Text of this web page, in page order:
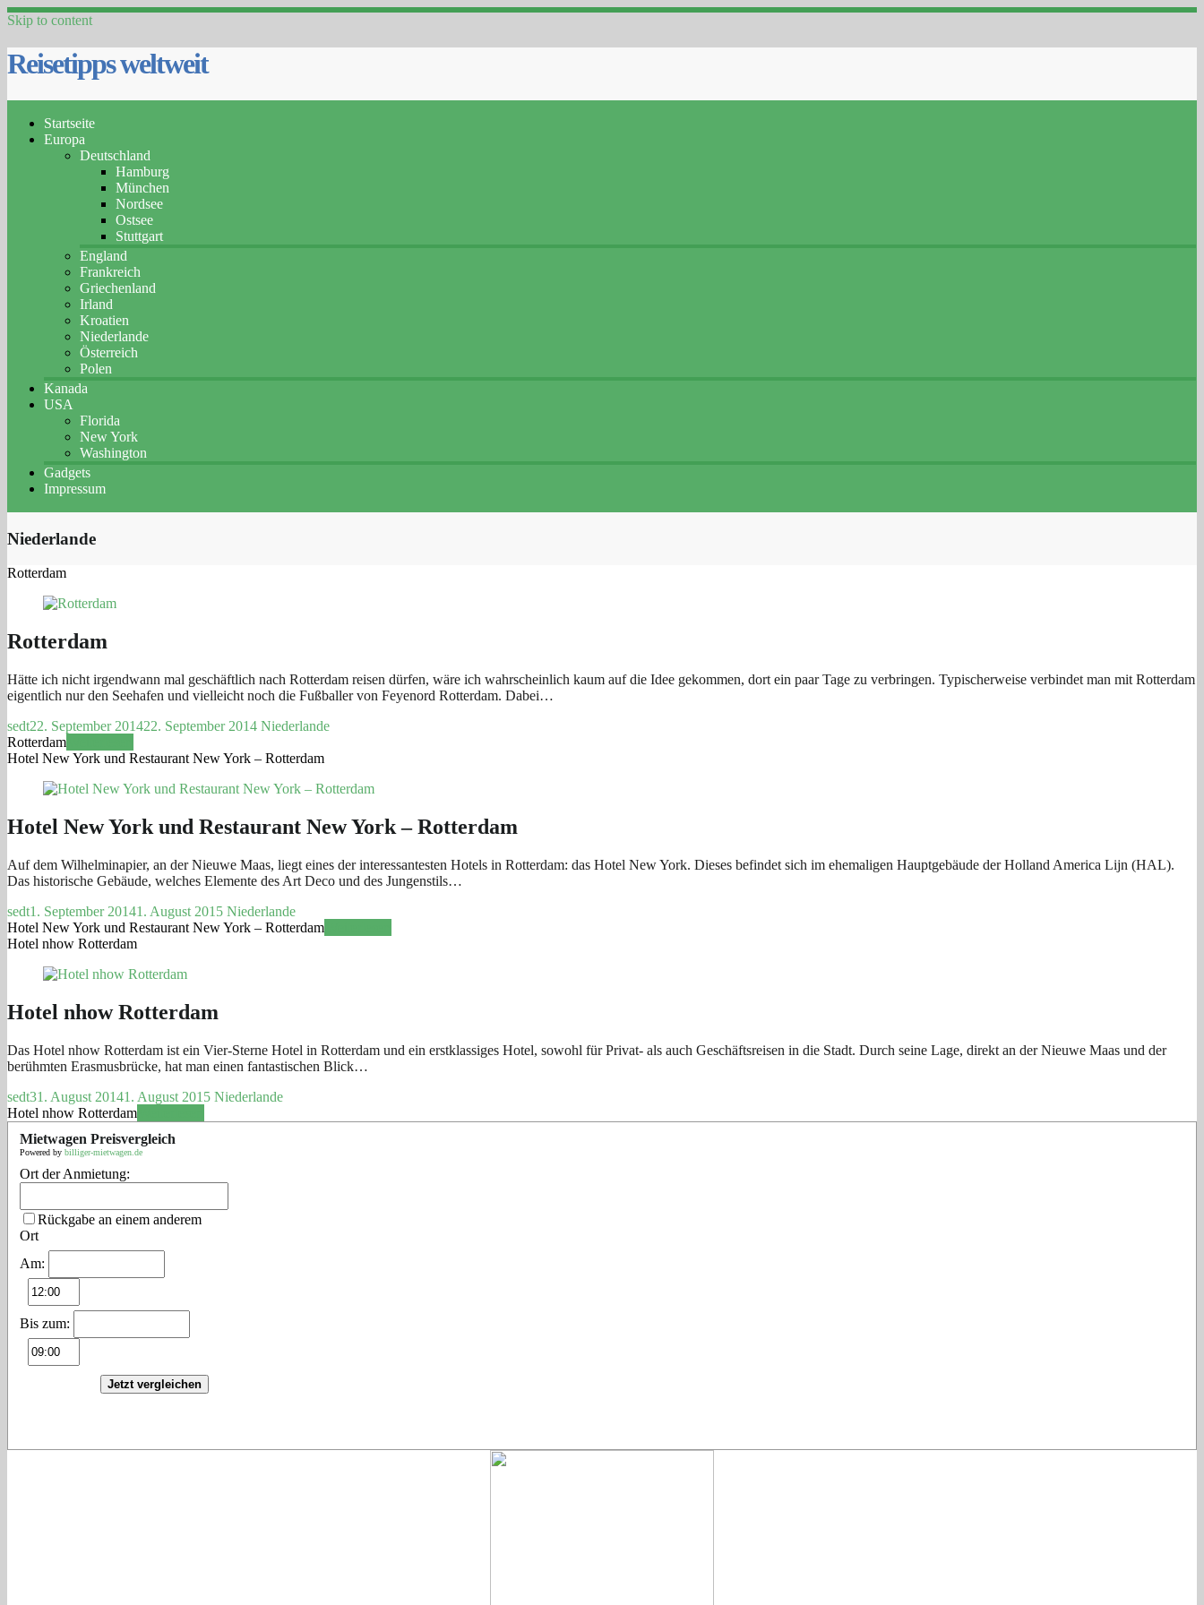
Skip to content
Reisetipps weltweit
Startseite
Europa
Deutschland
Hamburg
München
Nordsee
Ostsee
Stuttgart
England
Frankreich
Griechenland
Irland
Kroatien
Niederlande
Österreich
Polen
Kanada
USA
Florida
New York
Washington
Gadgets
Impressum
Niederlande
Rotterdam
Rotterdam
Hätte ich nicht irgendwann mal geschäftlich nach Rotterdam reisen dürfen, wäre ich wahrscheinlich kaum auf die Idee gekommen, dort ein paar Tage zu verbringen. Typischerweise verbindet man mit Rotterdam
eigentlich nur den Seehafen und vielleicht noch die Fußballer von Feyenord Rotterdam. Dabei…
sedt22. September 201422. September 2014 Niederlande
Rotterdam
Hotel New York und Restaurant New York – Rotterdam
Hotel New York und Restaurant New York – Rotterdam
Auf dem Wilhelminapier, an der Nieuwe Maas, liegt eines der interessantesten Hotels in Rotterdam: das Hotel New York. Dieses befindet sich im ehemaligen Hauptgebäude der Holland America Lijn (HAL).
Das historische Gebäude, welches Elemente des Art Deco und des Jungenstils…
sedt1. September 20141. August 2015 Niederlande
Hotel New York und Restaurant New York – Rotterdam
Hotel nhow Rotterdam
Hotel nhow Rotterdam
Das Hotel nhow Rotterdam ist ein Vier-Sterne Hotel in Rotterdam und ein erstklassiges Hotel, sowohl für Privat- als auch Geschäftsreisen in die Stadt. Durch seine Lage, direkt an der Nieuwe Maas und der
berühmten Erasmusbrücke, hat man einen fantastischen Blick…
sedt31. August 20141. August 2015 Niederlande
Hotel nhow Rotterdam
Mietwagen Preisvergleich
Powered by billiger-mietwagen.de
Ort der Anmietung:
Rückgabe an einem anderem
Ort
Am:
Bis zum:
Jetzt vergleichen